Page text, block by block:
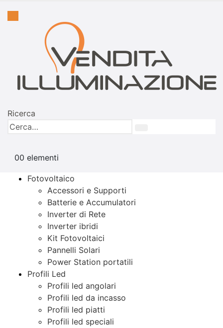
Ricerca
00 elementi
Fotovoltaico
Accessori e Supporti
Batterie e Accumulatori
Inverter di Rete
Inverter ibridi
Kit Fotovoltaici
Pannelli Solari
Power Station portatili
Profili Led
Profili led angolari
Profili led da incasso
Profili led piatti
Profili led speciali